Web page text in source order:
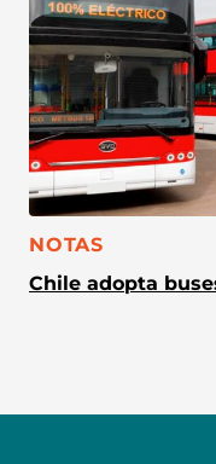
CATEGORÍA:
NOTAS
Chile adopta